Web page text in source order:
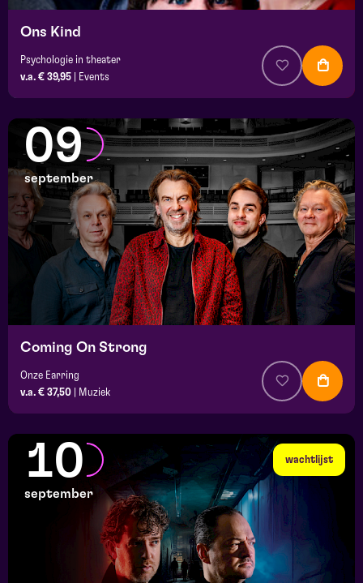
Ons Kind
Psychologie in theater
v.a. € 39,95
Events
09
september
Coming On Strong
Onze Earring
v.a. € 37,50
Muziek
wachtlijst
10
september